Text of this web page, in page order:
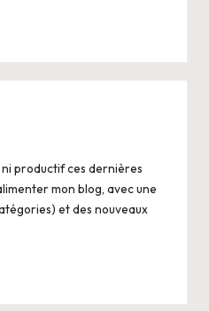
productif ces dernières
mon blog, avec une
et des nouveaux